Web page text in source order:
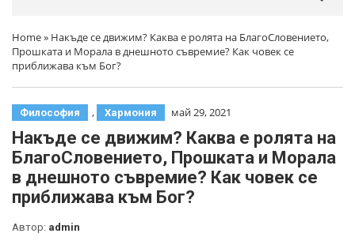
Home» Накъде се движим? Каква е ролята на БлагоСловението,
Прошката и Морала в днешното съвремие? Как човек се
приближава към Бог?
Философия , Хармония май 29, 2021
Накъде се движим? Каква е ролята на
БлагоСловението, Прошката и Морала
в днешното съвремие? Как човек се
приближава към Бог?
Автор: admin